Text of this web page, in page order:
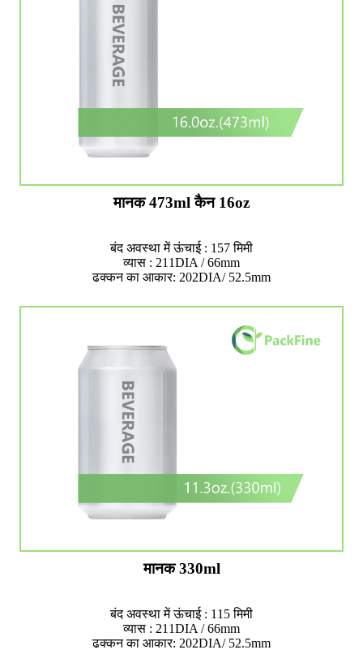
मानक 473ml कैन 16oz
बंद अवस्था में ऊंचाई : 157 मिमी
व्यास : 211DIA / 66mm
ढक्कन का आकार: 202DIA/ 52.5mm
मानक 330ml
बंद अवस्था में ऊंचाई : 115 मिमी
व्यास : 211DIA / 66mm
ढक्कन का आकार: 202DIA/ 52.5mm